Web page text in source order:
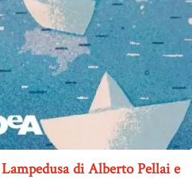
di Alberto Pellai e